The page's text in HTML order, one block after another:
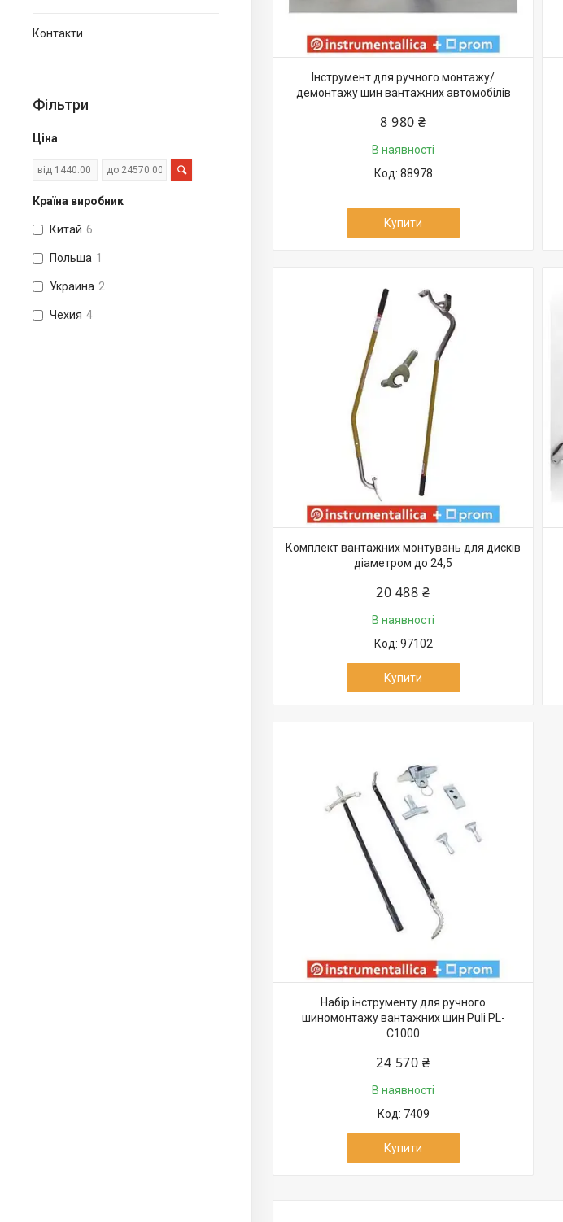
Контакти
Фільтри
Ціна
Країна виробник
Китай 6
Польша 1
Украина 2
Чехия 4
Інструмент для ручного монтажу/
демонтажу шин вантажних автомобілів
8 980 ₴
В наявності
88978
Купити
Комплект вантажних монтувань для дисків
діаметром до 24,5
20 488 ₴
В наявності
97102
Купити
Набір інструменту для ручного
шиномонтажу вантажних шин Puli PL-
C1000
24 570 ₴
В наявності
7409
Купити